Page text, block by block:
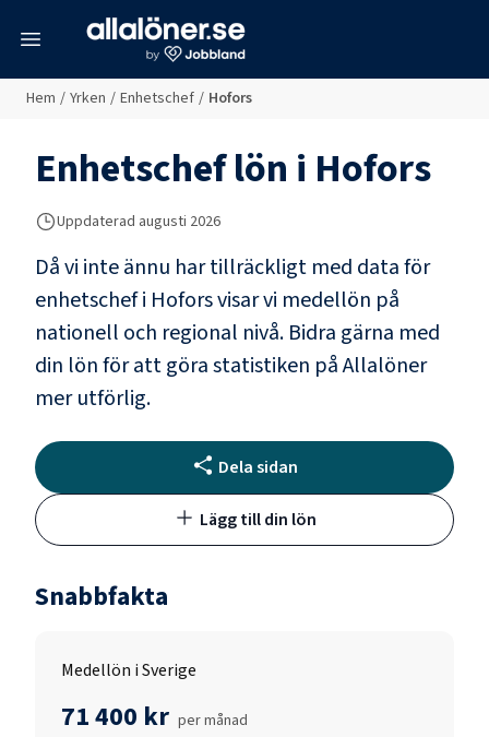
Hem / Yrken / Enhetschef / Hofors
Enhetscheflön i Hofors
Uppdaterad augusti 2026
Då vi inte ännu har tillräckligt med data för
enhetschefi Hoforsvisar vi medellön på
nationell och regional nivå. Bidra gärna med
din lön för att göra statistiken på Allalöner
mer utförlig.
Dela sidan
Lägg till din lön
Snabbfakta
Medellön i Sverige
71 400 kr per månad